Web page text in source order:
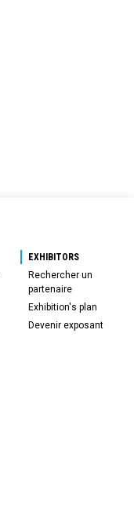
EXHIBITORS
Rechercher un
partenaire
Exhibition's plan
Devenir exposant